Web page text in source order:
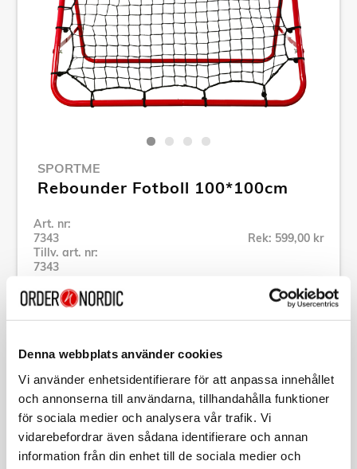
Denna webbplats använder cookies
Vi använder enhetsidentifierare för att anpassa innehållet
och annonserna till användarna, tillhandahålla funktioner
för sociala medier och analysera vår trafik. Vi
vidarebefordrar även sådana identifierare och annan
information från din enhet till de sociala medier och
SPORTME
Rebounder Fotboll 100*100cm
Art. nr:
7343
Tillv. art. nr:
7343
Rek: 599,00 kr
Specifikation
Beskrivning
Art. nr:7343
Tillv. art. nr:7343